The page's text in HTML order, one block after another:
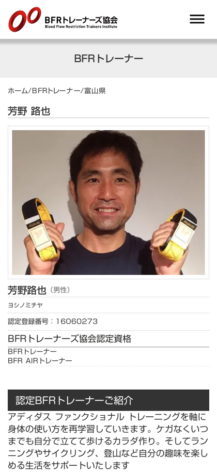
dehaze
BFRトレーナー
ホーム/BFRトレーナー/富山県
芳野 路也
芳野路也 （男性）
ヨシノミチヤ
認定登録番号：16060273
BFRトレーナーズ協会認定資格
BFRトレーナー
BFR AIRトレーナー
認定BFRトレーナーご紹介
アディダス ファンクショナル トレーニングを軸に
身体の使い方を再学習していきます。ケガなくいつ
までも自分で立てて歩けるカラダ作り。そしてラン
ニングやサイクリング、登山など自分の趣味を楽し
める生活をサポートいたします